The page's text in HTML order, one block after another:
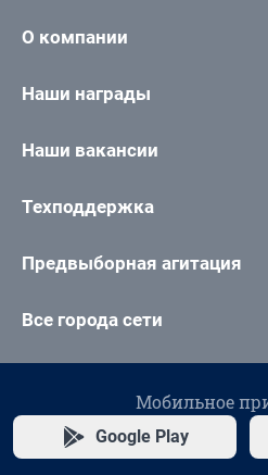
О компании
Наши награды
Наши вакансии
Техподдержка
Предвыборная агитация
Все города сети
Мобильное
Google Play